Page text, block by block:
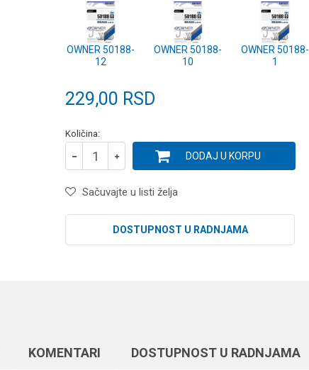
OWNER 50188-
12
OWNER 50188-
10
OWNER 50188-
1
229,00 RSD
Količina:
DODAJ U KORPU
Sačuvajte u listi želja
DOSTUPNOST U RADNJAMA
KOMENTARI DOSTUPNOST U RADNJAMA